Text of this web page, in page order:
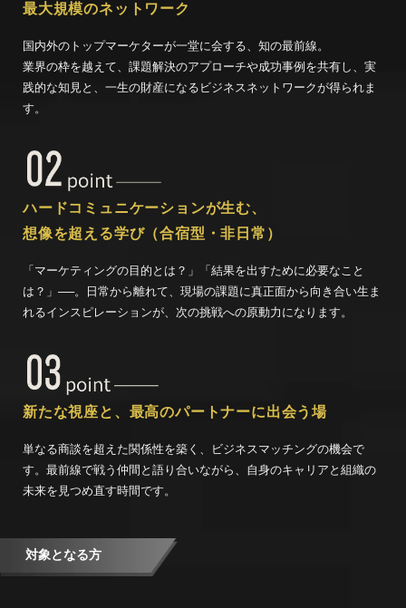
最大規模のネットワーク
国内外のトップマーケターが一堂に会する、知の最前線。
業界の枠を越えて、課題解決のアプローチや成功事例を共有し、実
践的な知見と、一生の財産になるビジネスネットワークが得られま
す。
ハードコミュニケーションが生む、
想像を超える学び（合宿型・非日常）
「マーケティングの目的とは？」「結果を出すために必要なこと
は？」──。日常から離れて、現場の課題に真正面から向き合い生ま
れるインスピレーションが、次の挑戦への原動力になります。
新たな視座と、 最高のパートナーに出会う場
単なる商談を超えた関係性を築く、ビジネスマッチングの機会で
す。最前線で戦う仲間と語り合いながら、自身のキャリアと組織の
未来を見つめ直す時間です。
対象となる方